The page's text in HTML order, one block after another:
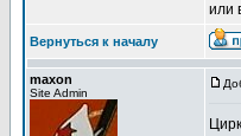
или
Вернуться к началу
maxon
Site Admin